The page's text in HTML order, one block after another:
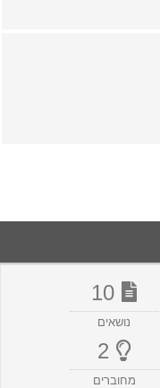
10
נושאים
2
מחוברים